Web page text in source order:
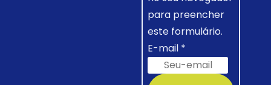
para preencher
este formulário.
E-mail *